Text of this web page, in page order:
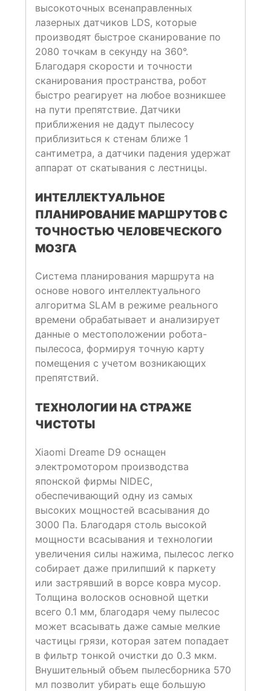
высокоточных всенаправленных
лазерных датчиков LDS, которые
производят быстрое сканирование по
2080 точкам в секунду на 360°.
Благодаря скорости и точности
сканирования пространства, робот
быстро реагирует на любое возникшее
на пути препятствие. Датчики
приближения не дадут пылесосу
приблизиться к стенам ближе 1
сантиметра, а датчики падения удержат
аппарат от скатывания с лестницы.
ИНТЕЛЛЕКТУАЛЬНОЕ
ПЛАНИРОВАНИЕ МАРШРУТОВ С
ТОЧНОСТЬЮ ЧЕЛОВЕЧЕСКОГО
МОЗГА
Система планирования маршрута на
основе нового интеллектуального
алгоритма SLAM в режиме реального
времени обрабатывает и анализирует
данные о местоположении робота-
пылесоса, формируя точную карту
помещения с учетом возникающих
препятствий.
ТЕХНОЛОГИИ НА СТРАЖЕ
ЧИСТОТЫ
Xiaomi Dreame D9 оснащен
электромотором производства
японской фирмы NIDEC,
обеспечивающий одну из самых
высоких мощностей всасывания до
3000 Па. Благодаря столь высокой
мощности всасывания и технологии
увеличения силы нажима, пылесос легко
собирает даже прилипший к паркету
или застрявший в ворсе ковра мусор.
Толщина волосков основной щетки
всего 0.1 мм, благодаря чему пылесос
может всасывать даже самые мелкие
частицы грязи, которая затем попадает
в фильтр тонкой очистки до 0.3 мкм.
Внушительный объем пылесборника 570
мл позволит убирать еще большую